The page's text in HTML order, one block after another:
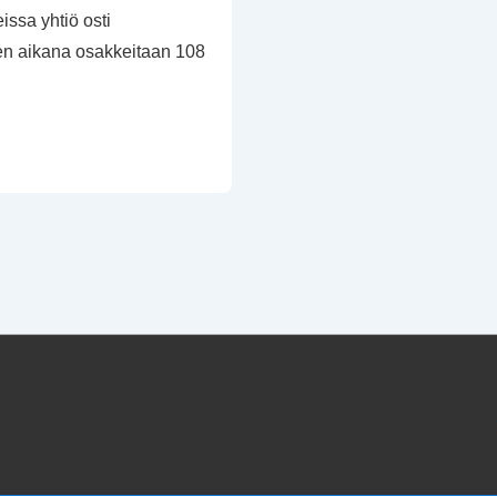
yhtiö osti
aikana osakkeitaan 108